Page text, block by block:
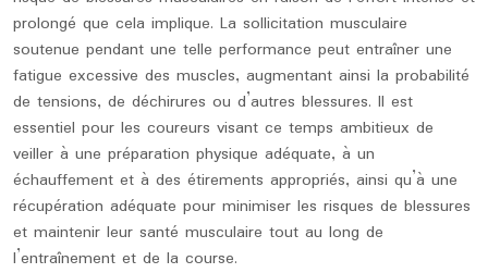
prolongé que cela implique. La sollicitation musculaire
soutenue pendant une telle performance peut entraîner une
fatigue excessive des muscles, augmentant ainsi la probabilité
de tensions, de déchirures ou d’autres blessures. Il est
essentiel pour les coureurs visant ce temps ambitieux de
veiller à une préparation physique adéquate, à un
échauffement et à des étirements appropriés, ainsi qu’à une
récupération adéquate pour minimiser les risques de blessures
et maintenir leur santé musculaire tout au long de
l’entraînement et de la course.